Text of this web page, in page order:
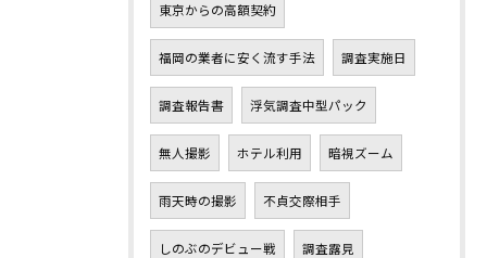
東京からの高額契約
福岡の業者に安く流す手法 調査実施日
調査報告書 浮気調査中型パック
無人撮影 ホテル利用 暗視ズーム
雨天時の撮影 不貞交際相手
しのぶのデビュー戦 調査露見